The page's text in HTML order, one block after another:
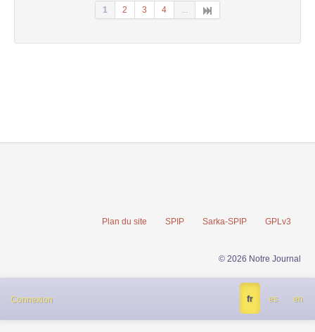
1 2 3 4 ...
Plan du site SPIP Sarka-SPIP GPLv3
© 2026 Notre Journal
Connexion fr es en